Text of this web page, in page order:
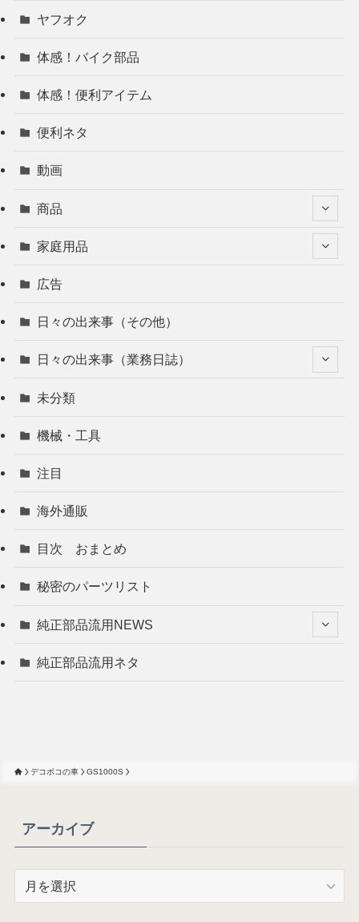
ヤフオク
体感！バイク部品
体感！便利アイテム
便利ネタ
動画
商品
家庭用品
広告
日々の出来事（その他）
日々の出来事（業務日誌）
未分類
機械・工具
注目
海外通販
目次 おまとめ
秘密のパーツリスト
純正部品流用NEWS
純正部品流用ネタ
デコボコの車 GS1000S
アーカイブ